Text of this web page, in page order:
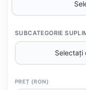
SUBCATEGORIE
PREȚ (RON)